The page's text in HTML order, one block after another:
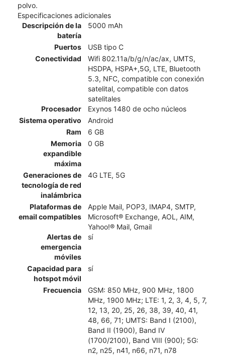
polvo.
Especificaciones adicionales
Descripción de la
batería
5000 mAh
Puertos
USB tipo C
Conectividad
Wifi 802.11a/b/g/n/ac/ax, UMTS,
HSDPA, HSPA+,5G, LTE, Bluetooth
5.3, NFC, compatible con conexión
satelital, compatible con datos
satelitales
Procesador
Exynos 1480 de ocho núcleos
Sistema operativo
Android
Ram
6 GB
Memoria
expandible
máxima
0 GB
Generaciones de
tecnología de red
inalámbrica
4G LTE, 5G
Plataformas de
email compatibles
Apple Mail, POP3, IMAP4, SMTP,
Microsoft® Exchange, AOL, AIM,
Yahoo!® Mail, Gmail
Alertas de
emergencia
móviles
sí
Capacidad para
hotspot móvil
sí
Frecuencia
GSM: 850 MHz, 900 MHz, 1800
MHz, 1900 MHz; LTE: 1, 2, 3, 4, 5, 7,
12, 13, 20, 25, 26, 38, 39, 40, 41,
48, 66, 71; UMTS: Band I (2100),
Band II (1900), Band IV
(1700/2100), Band VIII (900); 5G:
n2, n25, n41, n66, n71, n78